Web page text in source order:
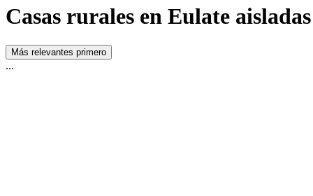
Casas rurales en Eulate
Más relevantes primero
...